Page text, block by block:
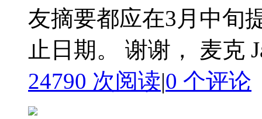
友摘要都应在3月中旬
止日期。 谢谢， 麦克
24790 次阅读|0 个评论